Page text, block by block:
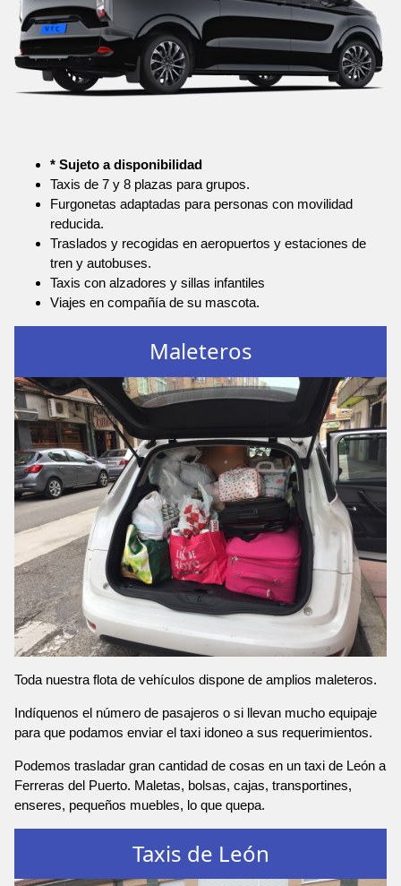
* Sujeto a disponibilidad
Taxis de 7 y 8 plazas para grupos.
Furgonetas adaptadas para personas con movilidad
reducida.
Traslados y recogidas en aeropuertos y estaciones de
tren y autobuses.
Taxis con alzadores y sillas infantiles
Viajes en compañía de su mascota.
Maleteros
Toda nuestra flota de vehículos dispone de amplios maleteros.
Indíquenos el número de pasajeros o si llevan mucho equipaje
para que podamos enviar el taxi idoneo a sus requerimientos.
Podemos trasladar gran cantidad de cosas en un taxi de León a
Ferreras del Puerto. Maletas, bolsas, cajas, transportines,
enseres, pequeños muebles, lo que quepa.
Taxis de León